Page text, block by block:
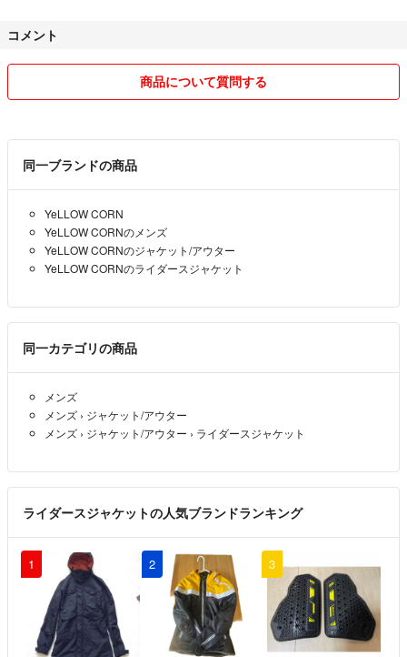
コメント
商品について質問する
同一ブランドの商品
YeLLOW CORN
YeLLOW CORNのメンズ
YeLLOW CORNのジャケット/アウター
YeLLOW CORNのライダースジャケット
同一カテゴリの商品
メンズ
メンズ › ジャケット/アウター
メンズ › ジャケット/アウター › ライダースジャケット
ライダースジャケットの人気ブランドランキング
1 2 3